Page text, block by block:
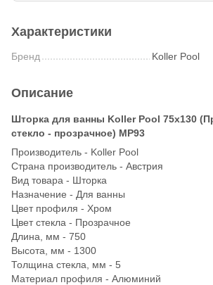
Характеристики
Бренд Koller Pool
Описание
Шторка для ванны Koller Pool 75x130
стекло - прозрачное) MP93
Производитель - Koller Pool
Страна производитель - Австрия
Вид товара - Шторка
Назначение - Для ванны
Цвет профиля - Хром
Цвет стекла - Прозрачное
Длина, мм - 750
Высота, мм - 1300
Толщина стекла, мм - 5
Материал профиля - Алюминий